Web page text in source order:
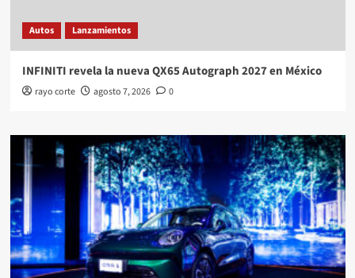
Autos Lanzamientos
INFINITI revela la nueva QX65 Autograph 2027 en México
rayo corte agosto 7, 2026 0